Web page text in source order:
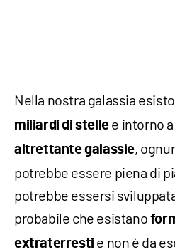
Nella nostra galassia
miliardi di stellee intorno
altrettante galassie,
potrebbe essere piena di
potrebbe essersi
probabile che esistano
extraterresti e non è da